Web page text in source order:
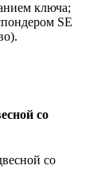
ключа;
SE
со